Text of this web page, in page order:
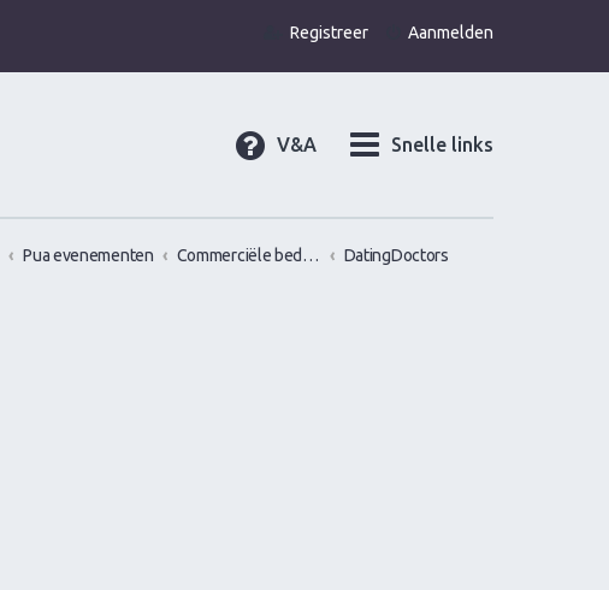
Aanmelden
Registreer
Snelle links
V&A
Pua evenementen Commerciële bedrijven / Reviews van versier workshops en pick up bootcamps DatingDoctors